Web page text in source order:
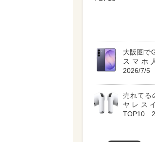
大阪圏で
スマホ
2026/7/5
売れてる
ヤレス
TOP10